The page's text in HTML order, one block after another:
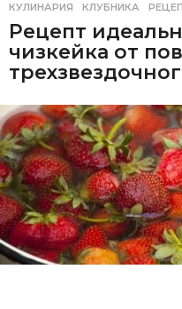
КУЛИНАРИЯ КЛУБНИКА ,
Рецепт
чизкейка от